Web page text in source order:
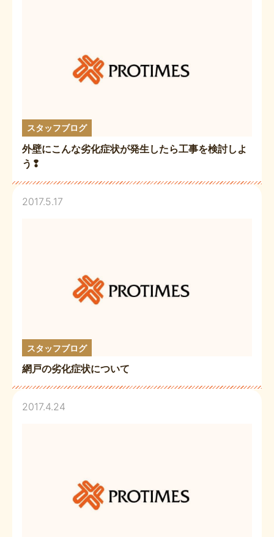
スタッフブログ
外壁にこんな劣化症状が発生したら工事を検討しよ
う❢
2017.5.17
スタッフブログ
網戸の劣化症状について
2017.4.24